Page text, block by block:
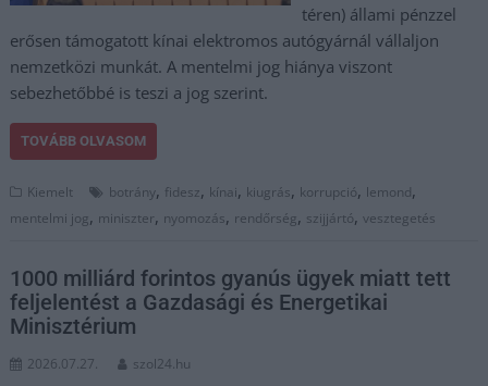
téren) állami pénzzel
erősen támogatott kínai elektromos autógyárnál vállaljon
nemzetközi munkát. A mentelmi jog hiánya viszont
sebezhetőbbé is teszi a jog szerint.
TOVÁBB OLVASOM
Kiemelt botrány, fidesz, kínai, kiugrás, korrupció, lemond,
mentelmi jog, miniszter, nyomozás, rendőrség, szijjártó,vesztegetés
1000 milliárd forintos gyanús ügyek miatt tett
feljelentést a Gazdasági és Energetikai
Minisztérium
2026.07.27. szol24.hu